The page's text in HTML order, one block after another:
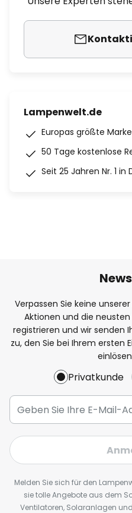
Lampenwelt.de
Europas größte
50 Tage kostenlose
Seit 25 Jahren Nr. 1
Verpassen Sie keine
Aktionen und die
registrieren und wir senden
zu, den Sie bei Ihrem ersten
Privatkunde
Melden Sie sich für den
sie tolle Angebote aus dem
Ventilatoren, Solaranlagen